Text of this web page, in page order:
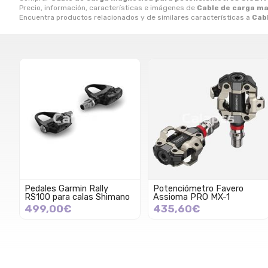
Precio, información, características e imágenes de Cable de carga
Encuentra productos relacionados y de similares características a
Pedales Garmin Rally
RS100 para calas Shimano
499,00€
Potenciómetro Favero
Assioma PRO MX-1
435,60€